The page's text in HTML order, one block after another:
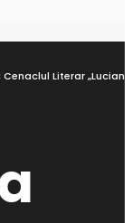
Literar „Lucian